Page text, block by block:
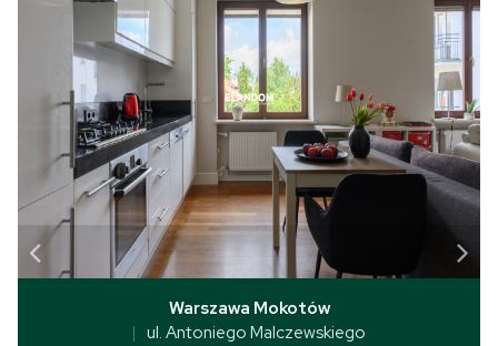
Warszawa Mokotów
ul. Antoniego Malczewskiego